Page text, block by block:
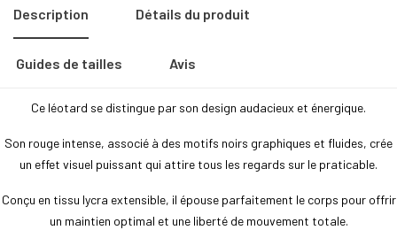
Description Détails du produit
Guides de tailles Avis
Ce léotard se distingue par son design audacieux et énergique.
Son rouge intense, associé à des motifs noirs graphiques et fluides, crée
un effet visuel puissant qui attire tous les regards sur le praticable.
Conçu en tissu lycra extensible, il épouse parfaitement le corps pour offrir
un maintien optimal et une liberté de mouvement totale.